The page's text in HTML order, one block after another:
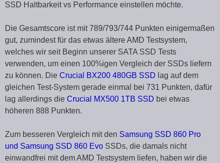
SSD Haltbarkeit vs Performance einstellen möchte.
Die Gesamtscore ist mit 789/793/744 Punkten einigermaßen
gut, zumindest für das etwas ältere AMD Testsystem,
welches wir seit Beginn unserer SATA SSD Tests
verwenden, um einen 100%igen Vergleich der SSDs liefern
zu können. Die Crucial BX200 480GB SSD lag auf dem
gleichen Test-System gerade einmal bei 731 Punkten, dafür
lag allerdings die Crucial MX500 1TB SSD bei etwas
höheren 888 Punkten.
Zum besseren Vergleich mit den Samsung SSD 860 Pro
und Samsung SSD 860 Evo SSDs, die damals nicht
einwandfrei mit dem AMD Testsystem liefen, haben wir die